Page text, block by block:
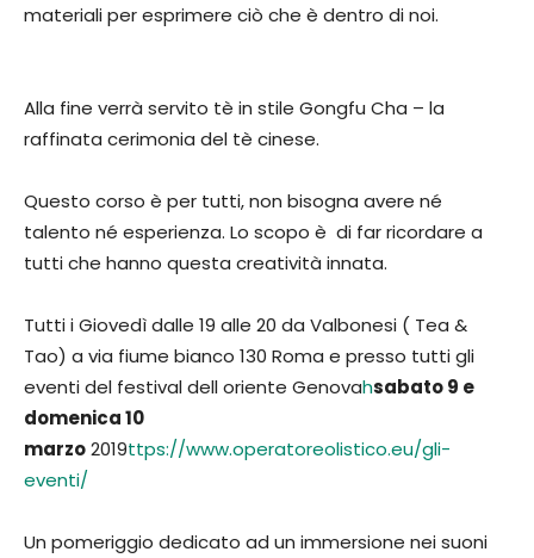
materiali per esprimere ciò che è dentro di noi.
Alla fine verrà servito tè in stile Gongfu Cha – la
raffinata cerimonia del tè cinese.
Questo corso è per tutti, non bisogna avere né
talento né esperienza. Lo scopo è di far ricordare a
tutti che hanno questa creatività innata.
Tutti i Giovedì dalle 19 alle 20 da Valbonesi ( Tea &
Tao) a via fiume bianco 130 Roma e presso tutti gli
eventi del festival dell oriente Genovahsabato 9 e
domenica 10
marzo2019ttps://www.operatoreolistico.eu/gli-
eventi/
Un pomeriggio dedicato ad un immersione nei suoni